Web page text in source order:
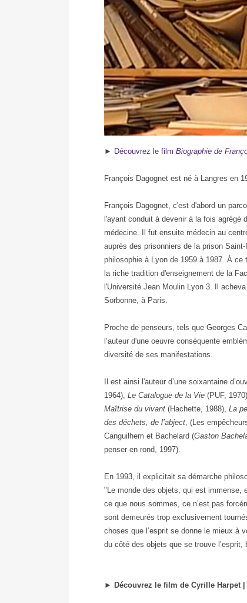
François
► Découvrez le film Biographie de
François Dagognet est né à Langres en
François Dagognet, c'est d'abord un
l'ayant conduit à devenir à la fois agrégé
médecine. Il fut ensuite médecin au
auprès des prisonniers de la prison
philosophie à Lyon de 1959 à 1987. À
la riche tradition d'enseignement de la
l'Université Jean Moulin Lyon 3. Il
Sorbonne, à Paris.
Proche de penseurs, tels que Georges
l’auteur d'une oeuvre conséquente
diversité de ses manifestations.
Il est ainsi l'auteur d’une soixantaine
1964), Le Catalogue de la Vie (PUF,
Maîtrise du vivant (Hachette, 1988), La
des déchets, de l’abject , (Les
Canguilhem et Bachelard (Gaston
penser en rond, 1997).
En 1993, il explicitait sa démarche
"Le monde des objets, qui est immense,
ce que nous sommes, ce n’est pas
sont demeurés trop exclusivement
choses que l’esprit se donne le mieux à
du côté des objets que se trouve
► Découvrez le film de Cyrille Harpet